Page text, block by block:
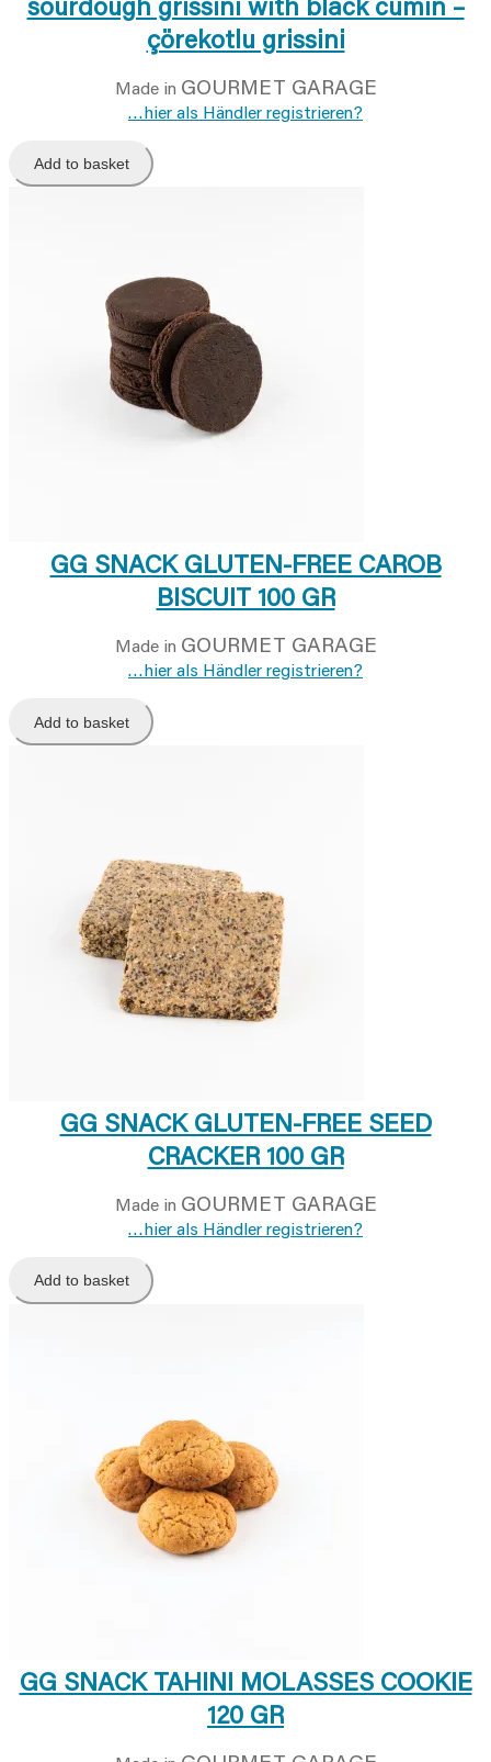
çörekotlu grissini
Made in GOURMET GARAGE
…hier als Händler registrieren?
Add to basket
GG SNACK GLUTEN-FREE CAROB
BISCUIT 100 GR
Made in GOURMET GARAGE
…hier als Händler registrieren?
Add to basket
GG SNACK GLUTEN-FREE SEED
CRACKER 100 GR
Made in GOURMET GARAGE
…hier als Händler registrieren?
Add to basket
GG SNACK TAHINI MOLASSES COOKIE
120 GR